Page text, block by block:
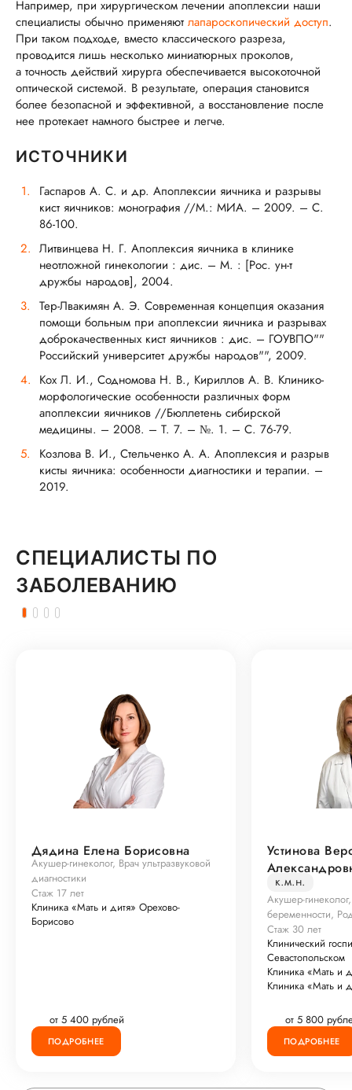
Например, при хирургическом лечении апоплексии наши
специалисты обычно применяютлапароскопический доступ.
При таком подходе, вместо классического разреза,
проводится лишь несколько миниатюрных проколов,
а точность действий хирурга обеспечивается высокоточной
оптической системой. В результате, операция становится
более безопасной и эффективной, а восстановление после
нее протекает намного быстрее и легче.
ИСТОЧНИКИ
Гаспаров А. С. и др. Апоплексии яичника и разрывы
кист яичников: монография //М.: МИА. – 2009. – С.
86-100.
Литвинцева Н. Г. Апоплексия яичника в клинике
неотложной гинекологии : дис. – М. : [Рос. ун-т
дружбы народов], 2004.
Тер-Лвакимян А. Э. Современная концепция оказания
помощи больным при апоплексии яичника и разрывах
доброкачественных кист яичников : дис. – ГОУВПО""
Российский университет дружбы народов"", 2009.
Кох Л. И., Содномова Н. В., Кириллов А. В. Клинико-
морфологические особенности различных форм
апоплексии яичников //Бюллетень сибирской
медицины. – 2008. – Т. 7. – №. 1. – С. 76-79.
Козлова В. И., Стельченко А. А. Апоплексия и разрыв
кисты яичника: особенности диагностики и терапии. –
2019.
СПЕЦИАЛИСТЫ ПО
ЗАБОЛЕВАНИЮ
Дядина Елена Борисовна
Акушер-гинеколог, Врач ультразвуковой
диагностики
Стаж 17 лет
Клиника «Мать и дитя» Орехово-
Борисово
от 5 400 рублей
ПОДРОБНЕЕ
Устинова
к.м.н.
Акушер-
беременности,
Стаж 30 лет
Клинический
Севастопольском
Клиника «Мать и
Клиника «Мать и
от 5 800
ПОДРОБНЕЕ